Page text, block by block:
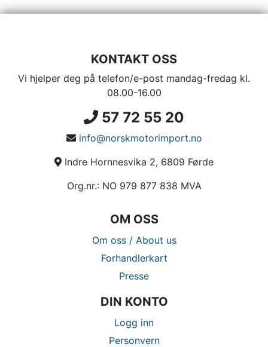
KONTAKT OSS
Vi hjelper deg på telefon/e-post mandag-fredag kl.
08.00-16.00
57 72 55 20
info@norskmotorimport.no
Indre Hornnesvika 2, 6809 Førde
Org.nr.: NO 979 877 838 MVA
OM OSS
Om oss / About us
Forhandlerkart
Presse
DIN KONTO
Logg inn
Personvern